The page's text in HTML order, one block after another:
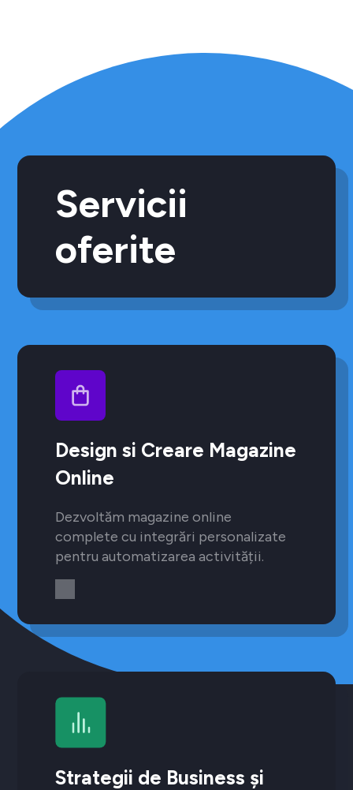
Servicii
oferite
Design si Creare Magazine
Online
Dezvoltăm magazine online
complete cu integrări personalizate
pentru automatizarea activității.
Strategii de Business și